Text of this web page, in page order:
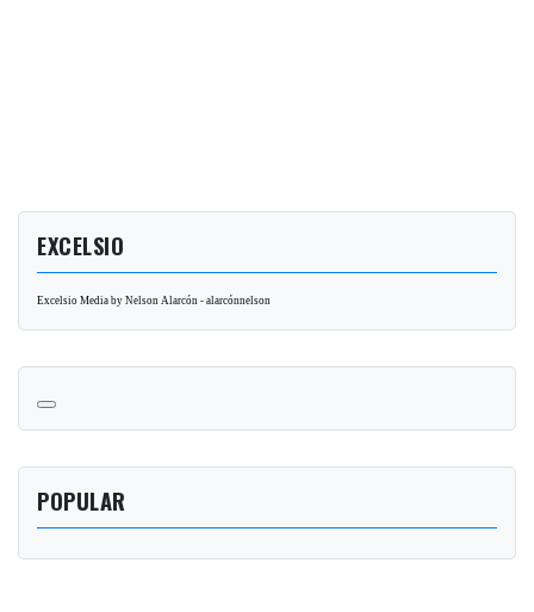
EXCELSIO
Excelsio Media by Nelson Alarcón - alarcónnelson
POPULAR